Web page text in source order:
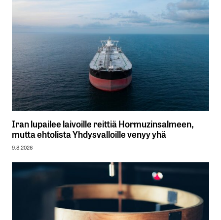
Iran lupailee laivoille reittiä Hormuzinsalmeen,
mutta ehtolista Yhdysvalloille venyy yhä
9.8.2026